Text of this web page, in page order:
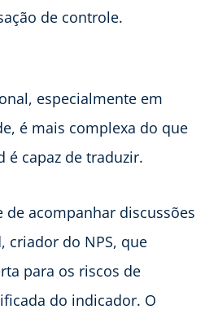
de controle.
especialmente em
é mais complexa do que
é capaz de traduzir.
acompanhar discussões
criador do NPS, que
para os riscos de
do indicador. O